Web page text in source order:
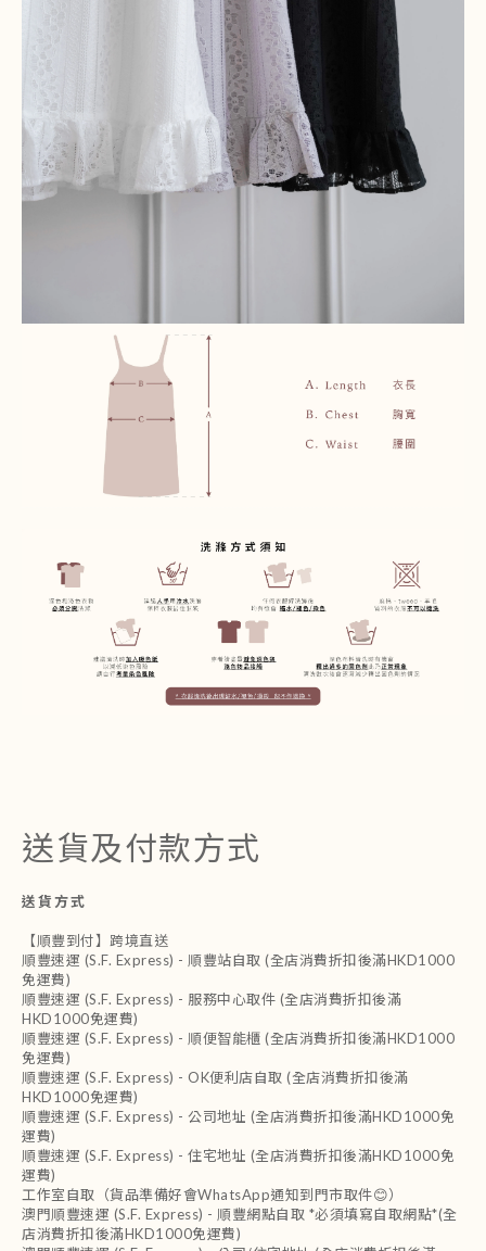
送貨及付款方式
送貨方式
【順豐到付】跨境直送
順豐速運 (S.F. Express) - 順豐站自取 (全店消費折扣後滿HKD1000
免運費)
順豐速運 (S.F. Express) - 服務中心取件 (全店消費折扣後滿
HKD1000免運費)
順豐速運 (S.F. Express) - 順便智能櫃 (全店消費折扣後滿HKD1000
免運費)
順豐速運 (S.F. Express) - OK便利店自取 (全店消費折扣後滿
HKD1000免運費)
順豐速運 (S.F. Express) - 公司地址 (全店消費折扣後滿HKD1000免
運費)
順豐速運 (S.F. Express) - 住宅地址 (全店消費折扣後滿HKD1000免
運費)
工作室自取（貨品準備好會WhatsApp通知到門市取件😊）
澳門順豐速運 (S.F. Express) - 順豐網點自取 *必須填寫自取網點*(全
店消費折扣後滿HKD1000免運費)